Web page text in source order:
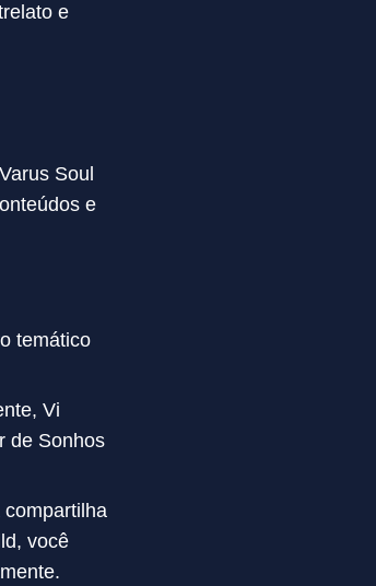
e
Soul
e
temático
Vi
de Sonhos
compartilha
você